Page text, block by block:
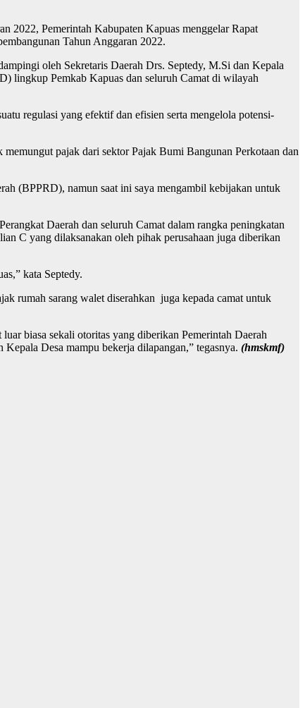
2022, Pemerintah Kabupaten Kapuas menggelar Rapat
Tahun Anggaran 2022.
oleh Sekretaris Daerah Drs. Septedy, M.Si dan Kepala
lingkup Pemkab Kapuas dan seluruh Camat di wilayah
regulasi yang efektif dan efisien serta mengelola potensi-
pajak dari sektor Pajak Bumi Bangunan Perkotaan dan
(BPPRD), namun saat ini saya mengambil kebijakan untuk
Daerah dan seluruh Camat dalam rangka peningkatan
C yang dilaksanakan oleh pihak perusahaan juga diberikan
kata Septedy.
rumah sarang walet diserahkan juga kepada camat untuk
biasa sekali otoritas yang diberikan Pemerintah Daerah
Desa mampu bekerja dilapangan,” tegasnya. (hmskmf)